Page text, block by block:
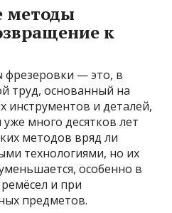
методы
к
— это, в
труд, основанный на
инструментов и деталей,
много десятков лет
методов вряд ли
технологиями, но их
особенно в
и при
предметов.